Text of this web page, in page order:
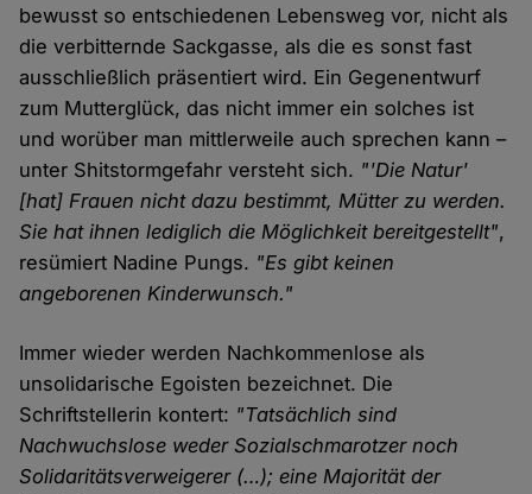
bewusst so entschiedenen Lebensweg vor, nicht als
die verbitternde Sackgasse, als die es sonst fast
ausschließlich präsentiert wird. Ein Gegenentwurf
zum Mutterglück, das nicht immer ein solches ist
und worüber man mittlerweile auch sprechen kann –
unter Shitstormgefahr versteht sich. "'Die Natur'
[hat] Frauen nicht dazu bestimmt, Mütter zu werden.
Sie hat ihnen lediglich die Möglichkeit bereitgestellt",
resümiert Nadine Pungs. "Es gibt keinen
angeborenen Kinderwunsch."
Immer wieder werden Nachkommenlose als
unsolidarische Egoisten bezeichnet. Die
Schriftstellerin kontert: "Tatsächlich sind
Nachwuchslose weder Sozialschmarotzer noch
Solidaritätsverweigerer (…); eine Majorität der